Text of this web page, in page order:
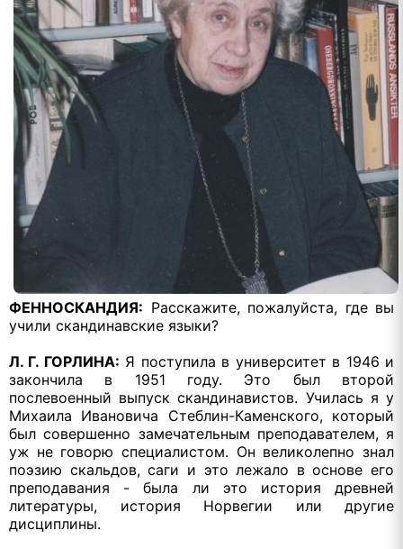
ФЕННОСКАНДИЯ: Расскажите, пожалуйста, где вы
учили скандинавские языки?
Л. Г. ГОРЛИНА: Я поступила в университет в 1946 и
закончила в 1951 году. Это был второй
послевоенный выпуск скандинавистов. Училась я у
Михаила Ивановича Стеблин-Каменского, который
был совершенно замечательным преподавателем, я
уж не говорю специалистом. Он великолепно знал
поэзию скальдов, саги и это лежало в основе его
преподавания - была ли это история древней
литературы, история Норвегии или другие
дисциплины.